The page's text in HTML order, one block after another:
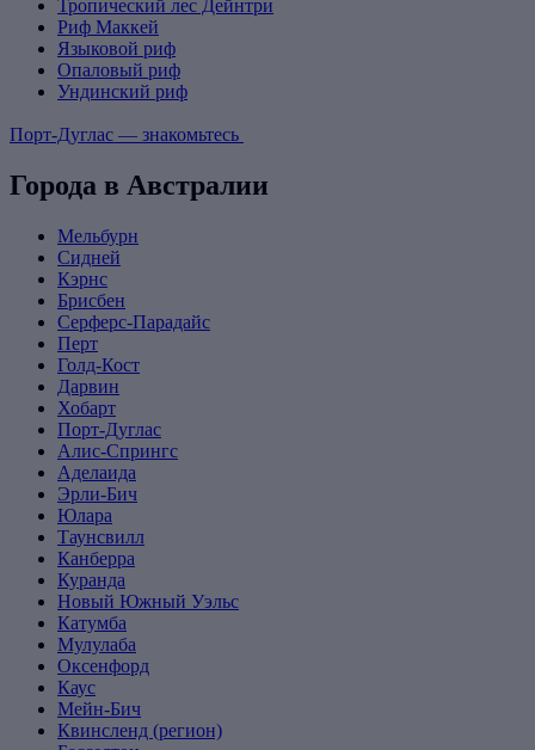
Тропический лес Дейнтри
Риф Маккей
Языковой риф
Опаловый риф
Ундинский риф
Порт-Дуглас — знакомьтесь
Города в Австралии
Мельбурн
Сидней
Кэрнс
Брисбен
Серферс-Парадайс
Перт
Голд-Кост
Дарвин
Хобарт
Порт-Дуглас
Алис-Спрингс
Аделаида
Эрли-Бич
Юлара
Таунсвилл
Канберра
Куранда
Новый Южный Уэльс
Катумба
Мулулаба
Оксенфорд
Каус
Мейн-Бич
Квинсленд (регион)